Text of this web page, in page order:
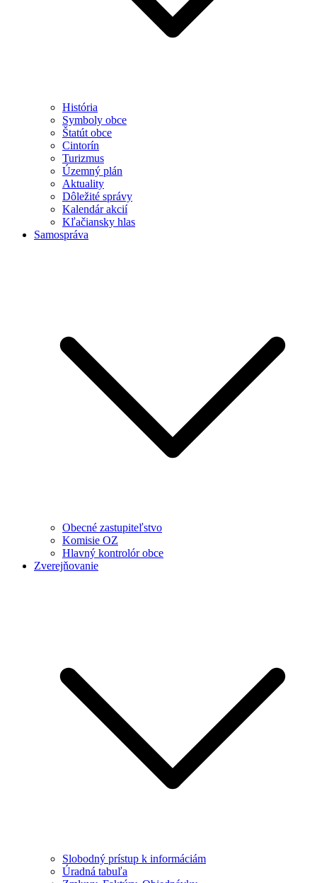
História
Symboly obce
Štatút obce
Cintorín
Turizmus
Územný plán
Aktuality
Dôležité správy
Kalendár akcií
Kľačiansky hlas
Samospráva
Obecné zastupiteľstvo
Komisie OZ
Hlavný kontrolór obce
Zverejňovanie
Slobodný prístup k informáciám
Úradná tabuľa